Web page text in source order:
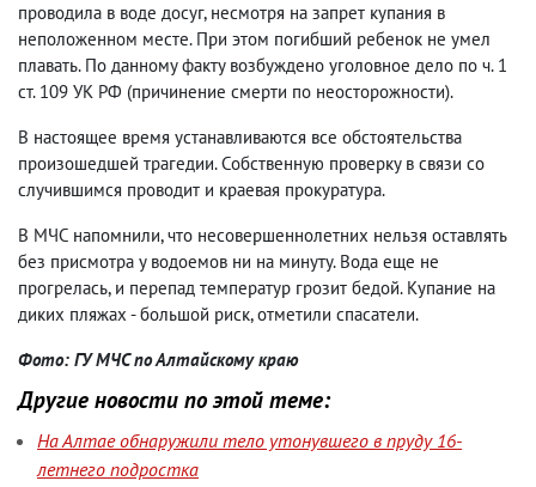
проводила в воде досуг, несмотря на запрет купания в
неположенном месте. При этом погибший ребенок не умел
плавать. По данному факту возбуждено уголовное дело по ч. 1
ст. 109 УК РФ (причинение смерти по неосторожности).
В настоящее время устанавливаются все обстоятельства
произошедшей трагедии. Собственную проверку в связи со
случившимся проводит и краевая прокуратура.
В МЧС напомнили, что несовершеннолетних нельзя оставлять
без присмотра у водоемов ни на минуту. Вода еще не
прогрелась, и перепад температур грозит бедой. Купание на
диких пляжах - большой риск, отметили спасатели.
Фото: ГУ МЧС по Алтайскому краю
Другие новости по этой теме:
На Алтае обнаружили тело утонувшего в пруду 16-
летнего подростка